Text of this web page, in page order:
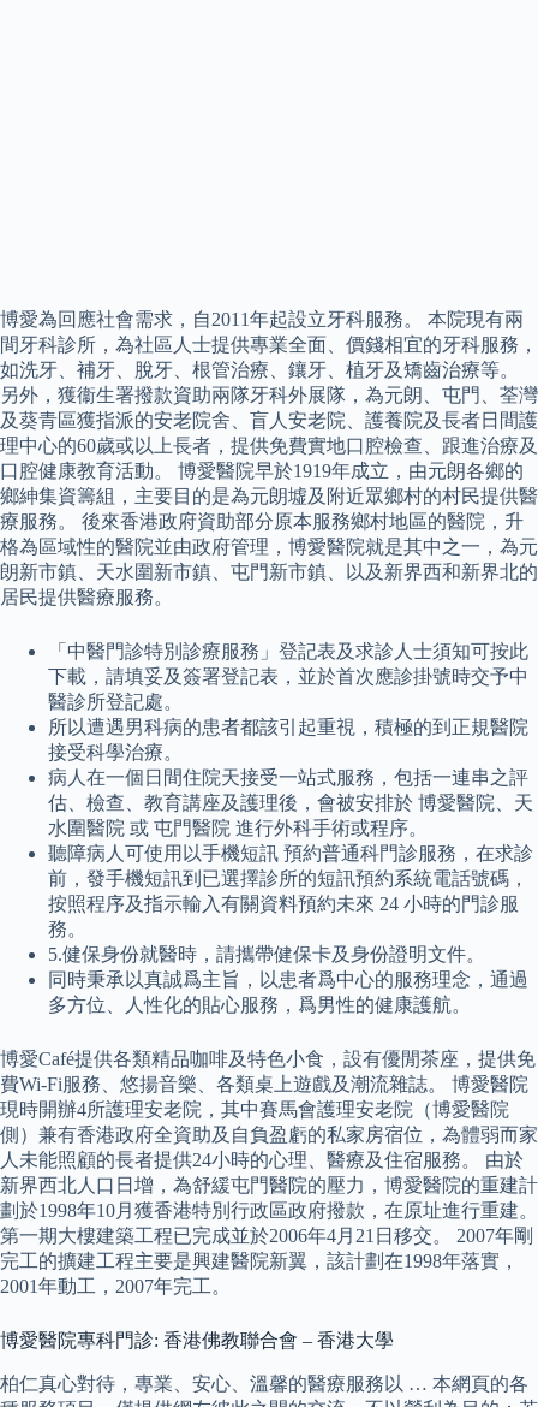
博愛為回應社會需求，自2011年起設立牙科服務。 本院現有兩
間牙科診所，為社區人士提供專業全面、價錢相宜的牙科服務，
如洗牙、補牙、脫牙、根管治療、鑲牙、植牙及矯齒治療等。
另外，獲衞生署撥款資助兩隊牙科外展隊，為元朗、屯門、荃灣
及葵青區獲指派的安老院舍、盲人安老院、護養院及長者日間護
理中心的60歲或以上長者，提供免費實地口腔檢查、跟進治療及
口腔健康教育活動。 博愛醫院早於1919年成立，由元朗各鄉的
鄉紳集資籌組，主要目的是為元朗墟及附近眾鄉村的村民提供醫
療服務。 後來香港政府資助部分原本服務鄉村地區的醫院，升
格為區域性的醫院並由政府管理，博愛醫院就是其中之一，為元
朗新市鎮、天水圍新市鎮、屯門新市鎮、以及新界西和新界北的
居民提供醫療服務。
「中醫門診特別診療服務」登記表及求診人士須知可按此
下載，請填妥及簽署登記表，並於首次應診掛號時交予中
醫診所登記處。
所以遭遇男科病的患者都該引起重視，積極的到正規醫院
接受科學治療。
病人在一個日間住院天接受一站式服務，包括一連串之評
估、檢查、教育講座及護理後，會被安排於 博愛醫院、天
水圍醫院 或 屯門醫院 進行外科手術或程序。
聽障病人可使用以手機短訊 預約普通科門診服務，在求診
前，發手機短訊到已選擇診所的短訊預約系統電話號碼，
按照程序及指示輸入有關資料預約未來 24 小時的門診服
務。
5.健保身份就醫時，請攜帶健保卡及身份證明文件。
同時秉承以真誠爲主旨，以患者爲中心的服務理念，通過
多方位、人性化的貼心服務，爲男性的健康護航。
博愛Café提供各類精品咖啡及特色小食，設有優閒茶座，提供免
費Wi-Fi服務、悠揚音樂、各類桌上遊戲及潮流雜誌。 博愛醫院
現時開辦4所護理安老院，其中賽馬會護理安老院（博愛醫院
側）兼有香港政府全資助及自負盈虧的私家房宿位，為體弱而家
人未能照顧的長者提供24小時的心理、醫療及住宿服務。 由於
新界西北人口日增，為舒緩屯門醫院的壓力，博愛醫院的重建計
劃於1998年10月獲香港特別行政區政府撥款，在原址進行重建。
第一期大樓建築工程已完成並於2006年4月21日移交。 2007年剛
完工的擴建工程主要是興建醫院新翼，該計劃在1998年落實，
2001年動工，2007年完工。
博愛醫院專科門診: 香港佛教聯合會 – 香港大學
柏仁真心對待，專業、安心、溫馨的醫療服務以 … 本網頁的各